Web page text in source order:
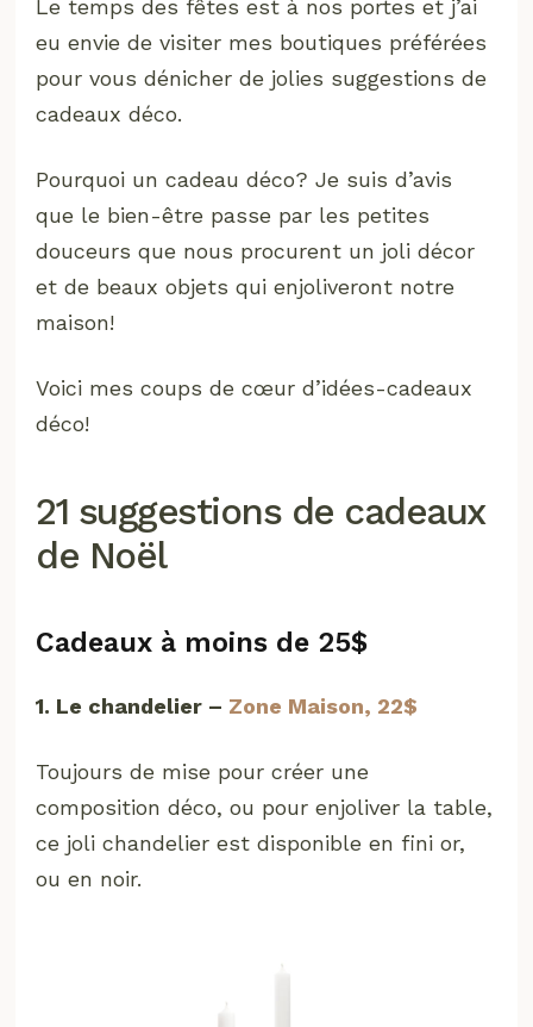
Le temps des fêtes est à nos portes et j’ai
eu envie de visiter mes boutiques préférées
pour vous dénicher de jolies suggestions de
cadeaux déco.
Pourquoi un cadeau déco? Je suis d’avis
que le bien-être passe par les petites
douceurs que nous procurent un joli décor
et de beaux objets qui enjoliveront notre
maison!
Voici mes coups de cœur d’idées-cadeaux
déco!
21 suggestions de cadeaux
de Noël
Cadeaux à moins de 25$
1. Le chandelier – Zone Maison, 22$
Toujours de mise pour créer une
composition déco, ou pour enjoliver la table,
ce joli chandelier est disponible en fini or,
ou en noir.